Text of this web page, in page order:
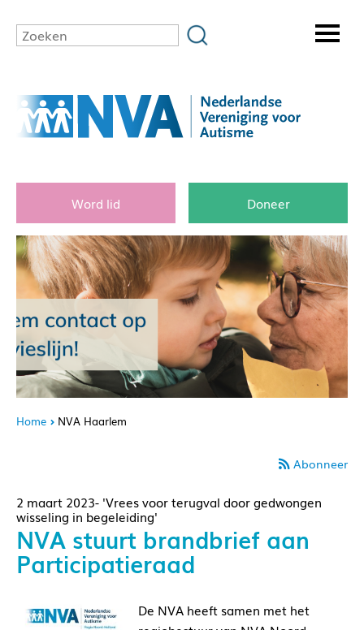
Word lid Doneer
Home NVA Haarlem
Abonneer
2 maart 2023- 'Vrees voor terugval door gedwongen
wisseling in begeleiding'
NVA stuurt brandbrief aan
Participatieraad
De NVA heeft samen met het